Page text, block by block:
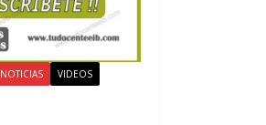
NOTICIAS VIDEOS